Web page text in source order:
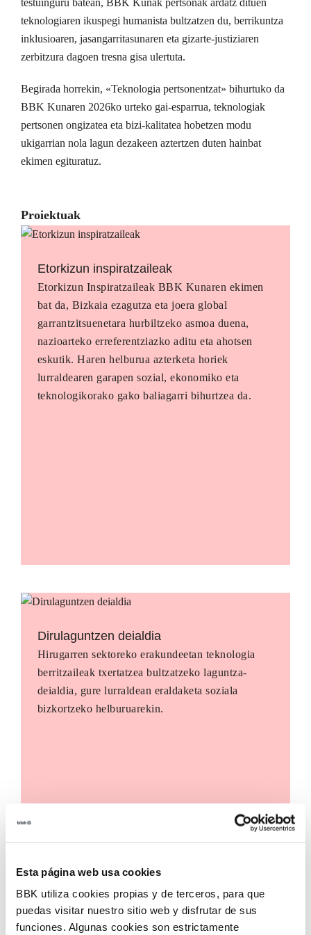
Esta página web usa cookies
BBK utiliza cookies propias y de terceros, para que
puedas visitar nuestro sitio web y disfrutar de sus
funciones. Algunas cookies son estrictamente
teknologiaren ikuspegi humanista bultzatzen du, berrikuntza
inklusioaren, jasangarritasunaren eta gizarte-justiziaren
zerbitzura dagoen tresna gisa ulertuta.
Begirada horrekin, «Teknologia pertsonentzat» bihurtuko da
BBK Kunaren 2026ko urteko gai-esparrua, teknologiak
pertsonen ongizatea eta bizi-kalitatea hobetzen modu
ukigarrian nola lagun dezakeen aztertzen duten hainbat
ekimen egituratuz.
Proiektuak
Etorkizun inspiratzaileak
Etorkizun Inspiratzaileak BBK Kunaren ekimen
bat da, Bizkaia ezagutza eta joera global
garrantzitsuenetara hurbiltzeko asmoa duena,
nazioarteko erreferentziazko aditu eta ahotsen
eskutik. Haren helburua azterketa horiek
lurraldearen garapen sozial, ekonomiko eta
teknologikorako gako baliagarri bihurtzea da.
Dirulaguntzen deialdia
Hirugarren sektoreko erakundeetan teknologia
berritzaileak txertatzea bultzatzeko laguntza-
deialdia, gure lurraldean eraldaketa soziala
bizkortzeko helburuarekin.